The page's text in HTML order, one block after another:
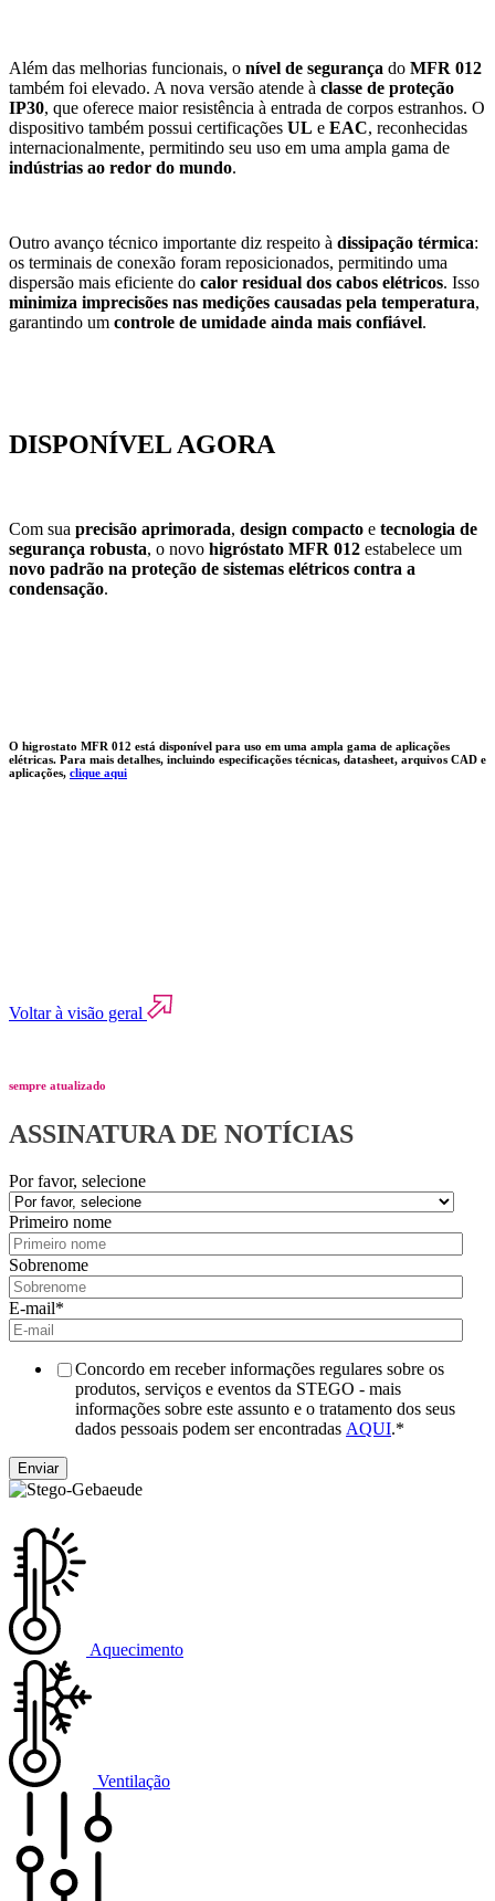
Além das melhorias funcionais, o nível de segurança do MFR 012
também foi elevado. A nova versão atende à classe de proteção
IP30, que oferece maior resistência à entrada de corpos estranhos. O
dispositivo também possui certificações UL e EAC, reconhecidas
internacionalmente, permitindo seu uso em uma ampla gama de
indústrias ao redor do mundo.
Outro avanço técnico importante diz respeito à dissipação térmica:
os terminais de conexão foram reposicionados, permitindo uma
dispersão mais eficiente do calor residual dos cabos elétricos. Isso
minimiza imprecisões nas medições causadas pela temperatura,
garantindo um controle de umidade ainda mais confiável.
DISPONÍVEL AGORA
Com sua precisão aprimorada, design compacto e tecnologia de
segurança robusta, o novo higróstato MFR 012 estabelece um
novo padrão na proteção de sistemas elétricos contra a
condensação.
O higrostato MFR 012 está disponível para uso em uma ampla gama de aplicações
elétricas. Para mais detalhes, incluindo especificações técnicas, datasheet, arquivos CAD e
aplicações, clique aqui
Voltar à visão geral
sempre atualizado
ASSINATURA DE NOTÍCIAS
Por favor, selecione
Primeiro nome
Sobrenome
E-mail*
Concordo em receber informações regulares sobre os
produtos, serviços e eventos da STEGO - mais
informações sobre este assunto e o tratamento dos seus
dados pessoais podem ser encontradas AQUI.*
Aquecimento
Ventilação